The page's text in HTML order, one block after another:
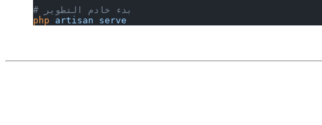
# بدء خادم التطوير
php artisan serve